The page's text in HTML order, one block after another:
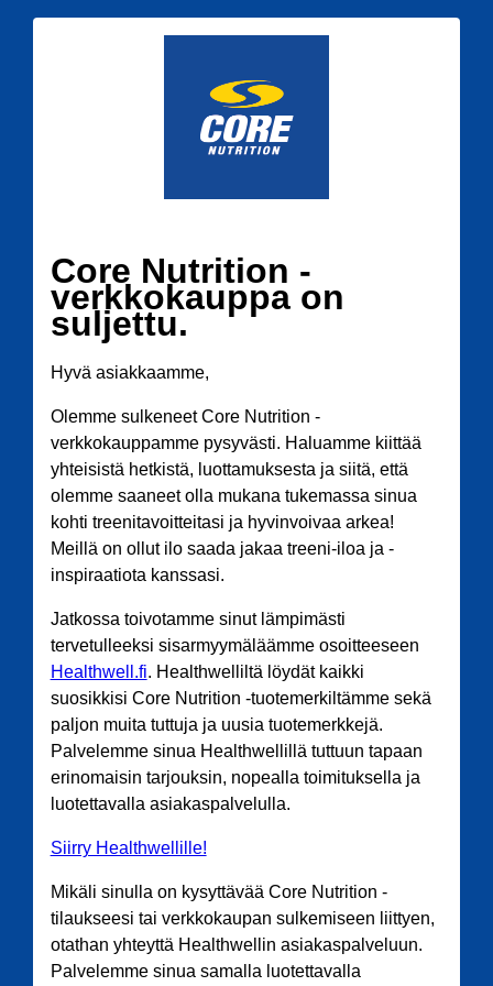
Core Nutrition -
verkkokauppa on
suljettu.
Hyvä asiakkaamme,
Olemme sulkeneet Core Nutrition -
verkkokauppamme pysyvästi. Haluamme kiittää
yhteisistä hetkistä, luottamuksesta ja siitä, että
olemme saaneet olla mukana tukemassa sinua
kohti treenitavoitteitasi ja hyvinvoivaa arkea!
Meillä on ollut ilo saada jakaa treeni-iloa ja -
inspiraatiota kanssasi.
Jatkossa toivotamme sinut lämpimästi
tervetulleeksi sisarmyymäläämme osoitteeseen
Healthwell.fi. Healthwelliltä löydät kaikki
suosikkisi Core Nutrition -tuotemerkiltämme sekä
paljon muita tuttuja ja uusia tuotemerkkejä.
Palvelemme sinua Healthwellillä tuttuun tapaan
erinomaisin tarjouksin, nopealla toimituksella ja
luotettavalla asiakaspalvelulla.
Siirry Healthwellille!
Mikäli sinulla on kysyttävää Core Nutrition -
tilaukseesi tai verkkokaupan sulkemiseen liittyen,
otathan yhteyttä Healthwellin asiakaspalveluun.
Palvelemme sinua samalla luotettavalla